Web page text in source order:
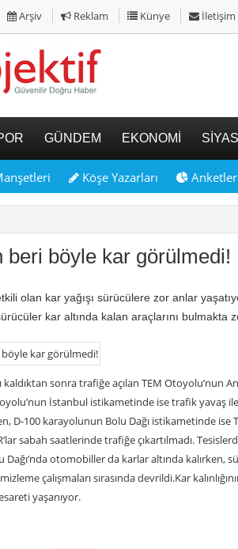
Arşiv Reklam Künye İletişim
GÜNDEM EKONOMİ
Köşe Yazarları Anketler
beri böyle kar görülmedi!
olan kar yağışı sürücülere zor anlar
kar altında kalan araçlarını bulmakta
kaldıktan sonra trafiğe açılan TEM Otoyolu’nun
İstanbul istikametinde ise trafik yavaş
D-100 karayolunun Bolu Dağı istikametinde ise
sabah saatlerinde trafiğe çıkartılmadı.
Dağı’nda otomobiller da karlar altında kalırken,
çalışmaları sırasında devrildi.Kar
yaşanıyor.